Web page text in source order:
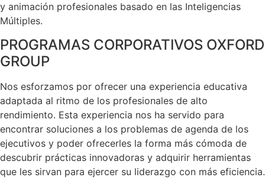
y animación profesionales basado en las Inteligencias
Múltiples.
PROGRAMAS CORPORATIVOS OXFORD
GROUP
Nos esforzamos por ofrecer una experiencia educativa
adaptada al ritmo de los profesionales de alto
rendimiento. Esta experiencia nos ha servido para
encontrar soluciones a los problemas de agenda de los
ejecutivos y poder ofrecerles la forma más cómoda de
descubrir prácticas innovadoras y adquirir herramientas
que les sirvan para ejercer su liderazgo con más eficiencia.